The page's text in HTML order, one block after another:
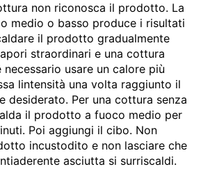
non riconosca il prodotto. La
medio o basso produce i risultati
il prodotto gradualmente
straordinari e una cottura
necessario usare un calore più
lintensità una volta raggiunto il
desiderato. Per una cottura senza
il prodotto a fuoco medio per
Poi aggiungi il cibo. Non
incustodito e non lasciare che
asciutta si surriscaldi.